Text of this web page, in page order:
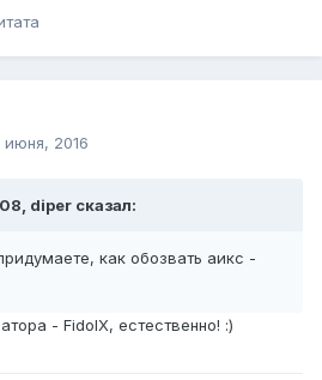
июня, 2016
diper сказал:
как обозвать аикс -
- FidoIX, естественно! :)